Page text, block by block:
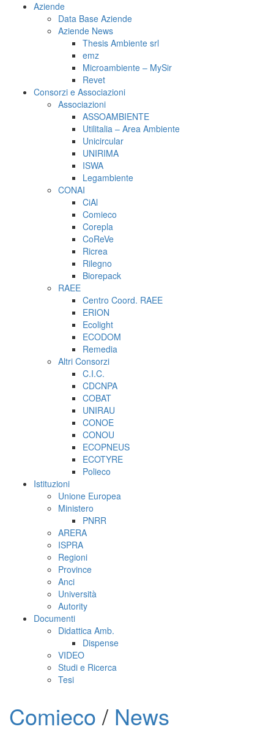
Aziende
Data Base Aziende
Aziende News
Thesis Ambiente srl
emz
Microambiente – MySir
Revet
Consorzi e Associazioni
Associazioni
ASSOAMBIENTE
Utilitalia – Area Ambiente
Unicircular
UNIRIMA
ISWA
Legambiente
CONAI
CiAl
Comieco
Corepla
CoReVe
Ricrea
Rilegno
Biorepack
RAEE
Centro Coord. RAEE
ERION
Ecolight
ECODOM
Remedia
Altri Consorzi
C.I.C.
CDCNPA
COBAT
UNIRAU
CONOE
CONOU
ECOPNEUS
ECOTYRE
Polieco
Istituzioni
Unione Europea
Ministero
PNRR
ARERA
ISPRA
Regioni
Province
Anci
Università
Autority
Documenti
Didattica Amb.
Dispense
VIDEO
Studi e Ricerca
Tesi
Comieco / News